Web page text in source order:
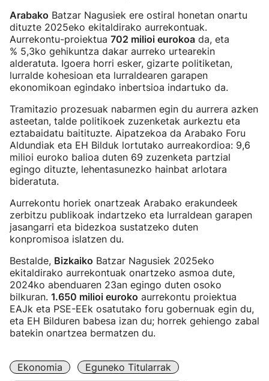
Arabako Batzar Nagusiek ere ostiral honetan onartu
dituzte 2025eko ekitaldirako aurrekontuak.
Aurrekontu-proiektua 702 milioi eurokoa da, eta
% 5,3ko gehikuntza dakar aurreko urtearekin
alderatuta. Igoera horri esker, gizarte politiketan,
lurralde kohesioan eta lurraldearen garapen
ekonomikoan egindako inbertsioa indartuko da.
Tramitazio prozesuak nabarmen egin du aurrera azken
asteetan, talde politikoek zuzenketak aurkeztu eta
eztabaidatu baitituzte. Aipatzekoa da Arabako Foru
Aldundiak eta EH Bilduk lortutako aurreakordioa: 9,6
milioi euroko balioa duten 69 zuzenketa partzial
egingo dituzte, lehentasunezko hainbat arlotara
bideratuta.
Aurrekontu horiek onartzeak Arabako erakundeek
zerbitzu publikoak indartzeko eta lurraldean garapen
jasangarri eta bidezkoa sustatzeko duten
konpromisoa islatzen du.
Bestalde, Bizkaiko Batzar Nagusiek 2025eko
ekitaldirako aurrekontuak onartzeko asmoa dute,
2024ko abenduaren 23an egingo duten osoko
bilkuran. 1.650 milioi euroko aurrekontu proiektua
EAJk eta PSE-EEk osatutako foru gobernuak egin du,
eta EH Bilduren babesa izan du; horrek gehiengo zabal
batekin onartzea bermatzen du.
Ekonomia
Eguneko Titularrak